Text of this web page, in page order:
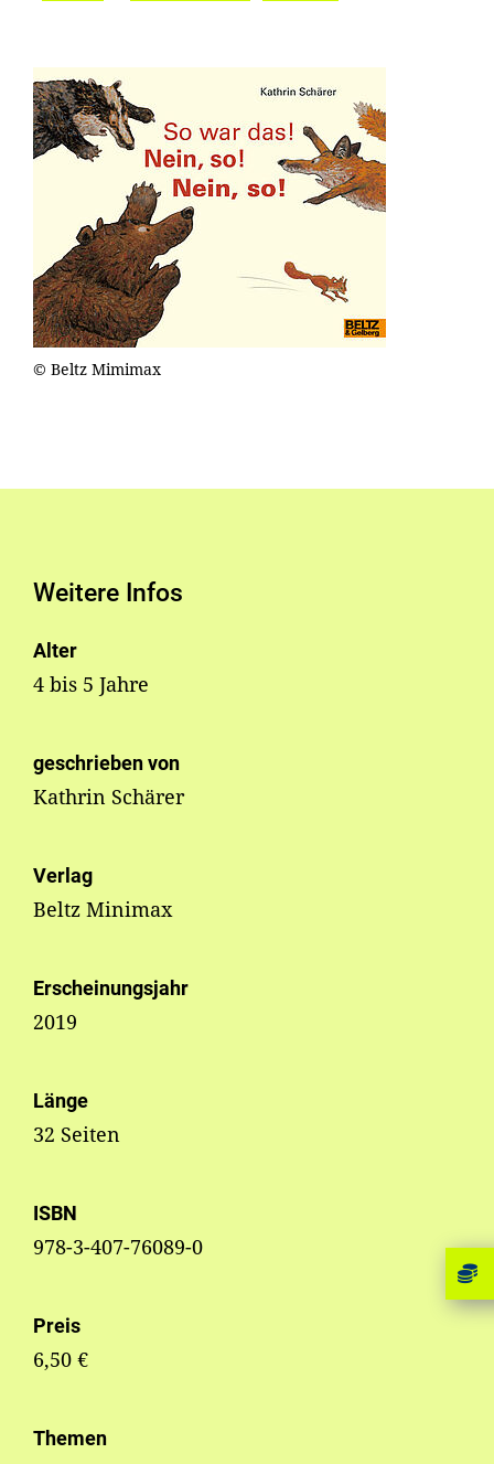
© Beltz Mimimax
Weitere Infos
Alter
4 bis 5 Jahre
geschrieben von
Kathrin Schärer
Verlag
Beltz Minimax
Erscheinungsjahr
2019
Länge
32 Seiten
ISBN
978-3-407-76089-0
Preis
6,50 €
Themen